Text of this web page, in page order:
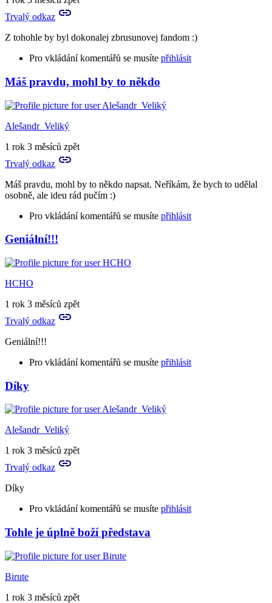
by
Trvalý odkaz
Z tohohle by byl dokonalej zbrusunovej fandom :)
Pro vkládání komentářů se musíte přihlásit
Máš pravdu, mohl by to někdo
Alešandr_Veliký
1 rok 3 měsíců zpět
Trvalý odkaz
Máš pravdu, mohl by to někdo napsat. Neříkám, že bych to udělal
osobně, ale ideu rád pučím :)
Pro vkládání komentářů se musíte přihlásit
In
reply
to
...
by
Vé
Geniální!!!
HCHO
1 rok 3 měsíců zpět
Trvalý odkaz
Geniální!!!
Pro vkládání komentářů se musíte přihlásit
Díky
Alešandr_Veliký
1 rok 3 měsíců zpět
Trvalý odkaz
Díky
Pro vkládání komentářů se musíte přihlásit
In
reply
to
Geniální!!!
by
HCHO
Tohle je úplně boží představa
Birute
1 rok 3 měsíců zpět